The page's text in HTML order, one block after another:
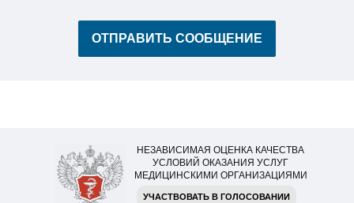
НЕЗАВИСИМАЯ ОЦЕНКА КАЧЕСТВА
УСЛОВИЙ ОКАЗАНИЯ УСЛУГ
МЕДИЦИНСКИМИ ОРГАНИЗАЦИЯМИ
УЧАСТВОВАТЬ В ГОЛОСОВАНИИ